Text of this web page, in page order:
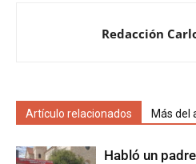
Redacción
Artículo relacionados Más del
Habló un